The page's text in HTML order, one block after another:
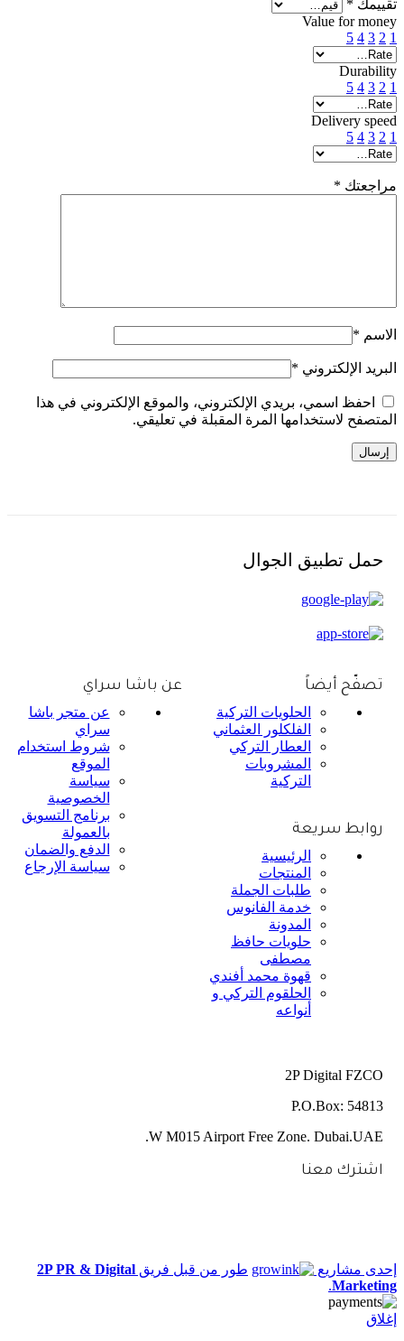
تقييمك *
Value for money
1
2
3
4
5
Durability
1
2
3
4
5
Delivery speed
1
2
3
4
5
مراجعتك *
الاسم *
البريد الإلكتروني *
احفظ اسمي، بريدي الإلكتروني، والموقع الإلكتروني في هذا
المتصفح لاستخدامها المرة المقبلة في تعليقي.
حمل تطبيق الجوال
عن باشا سراي
عن متجر باشا
سراي
شروط استخدام
الموقع
سياسة
الخصوصية
برنامج التسويق
بالعمولة
الدفع والضمان
سياسة الإرجاع
تصفّح أيضاً
الحلويات التركية
الفلكلور العثماني
العطار التركي
المشروبات
التركية
روابط سريعة
الرئيسية
المنتجات
طلبات الجملة
خدمة الفانوس
المدونة
حلويات حافظ
مصطفى
قهوة محمد أفندي
الحلقوم التركي و
أنواعه
2P Digital FZCO
P.O.Box: 54813
W M015 Airport Free Zone. Dubai.UAE.
اشترك معنا
إحدى مشاريع طور من قبل فريق 2P PR & Digital
Marketing
.
إغلاق